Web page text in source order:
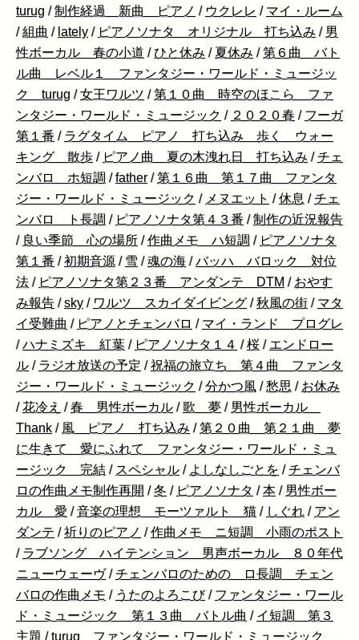
turug /制作経過 新曲 ピアノ / ウクレレ / マイ・ルーム
/組曲 / lately / ピアノソナタ オリジナル 打ち込み / 男
性ボーカル 春の小道 /ひと休み / 夏休み /第６曲 バト
ル曲 レベル１ ファンタジー・ワールド・ミュージッ
ク turug /女王ワルツ /第１０曲 時空のほこら ファ
ンタジー・ワールド・ミュージック / ２０２０春 / フーガ
第１番 / ラグタイム ピアノ 打ち込み 歩く ウォー
キング 散歩 / ピアノ曲 夏の木洩れ日 打ち込み /チェ
ンバロ ホ短調 /father /第１６曲 第１７曲 ファンタ
ジー・ワールド・ミュージック / メヌエット /休息 /チェ
ンバロ ト長調 / ピアノソナタ第４３番 /制作の近況報告
/ 良い季節 心の場所 /作曲メモ ハ短調 / ピアノソナタ
第１番 /初期音源 / 雪 /魂の海 /バッハ バロック 対位
法 / ピアノソナタ第２３番 アンダンテ DTM / おやす
み報告 /sky / ワルツ スカイダイビング /秋風の街 / マタ
イ受難曲 / ピアノとチェンバロ / マイ・ランド プログレ
/ハナミズキ 紅葉 / ピアノソナタ１４ /桜 / エンドロー
ル / ラジオ放送の予定 /祝福の旅立ち 第４曲 ファンタ
ジー・ワールド・ミュージック /分かつ風 /愁思 / お休み
/花冷え /春 男性ボーカル /歌 夢 / 男性ボーカル
Thank / 風 ピアノ 打ち込み /第２０曲 第２１曲 夢
に生きて 愛にふれて ファンタジー・ワールド・ミュ
ージック 完結 / スペシャル / よしなしごとを /チェンバ
ロの作曲メモ制作再開 /冬 / ピアノソナタ /本 / 男性ボー
カル 愛 /音楽の理想 モーツァルト 猫 / しぐれ / アン
ダンテ /祈りのピアノ /作曲メモ ニ短調 小雨のポスト
/ ラブソング ハイテンション 男声ボーカル ８０年代
ニューウェーヴ /チェンバロのための ロ長調 チェン
バロの作曲メモ / うたのよろこび / ファンタジー・ワール
ド・ミュージック 第１３曲 バトル曲 / イ短調 第３
主題 /turug ファンタジー・ワールド・ミュージック